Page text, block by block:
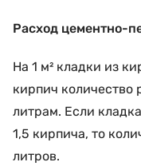
Расход цементно-
На 1 м² кладки из
кирпич количество
литрам. Если
1,5 кирпича, то
литров.